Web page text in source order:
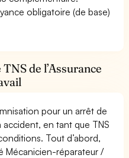
obligatoire (de base)
de l’Assurance
pour un arrêt de
accident, en tant que TNS
Tout d’abord,
Mécanicien-réparateur /